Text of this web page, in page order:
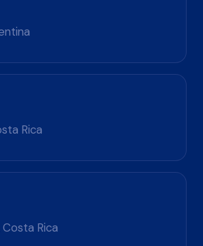
Rica
Costa Rica